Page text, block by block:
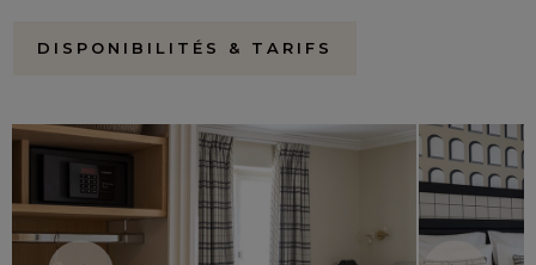
DISPONIBILITÉS & TARIFS